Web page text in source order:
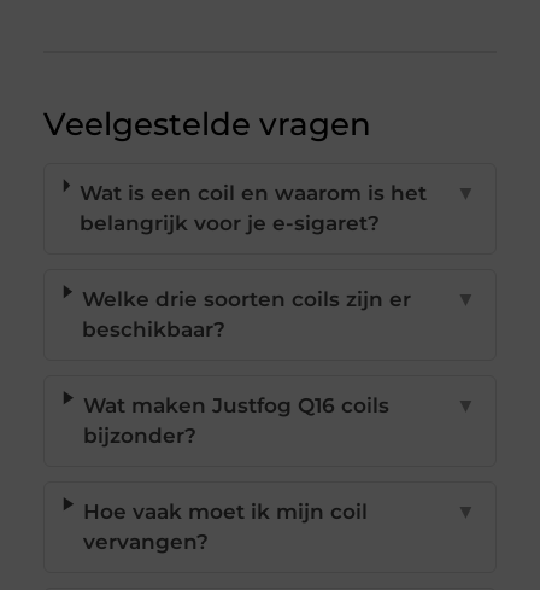
Veelgestelde vragen
Wat is een coil en waarom is het
belangrijk voor je e-sigaret?
▼
Welke drie soorten coils zijn er
beschikbaar?
▼
Wat maken Justfog Q16 coils
bijzonder?
▼
Hoe vaak moet ik mijn coil
vervangen?
▼